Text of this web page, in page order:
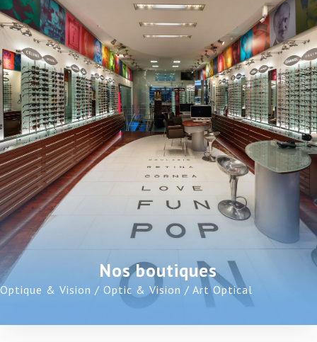
Nos boutiques
Optique & Vision / Optic & Vision / Art Optical